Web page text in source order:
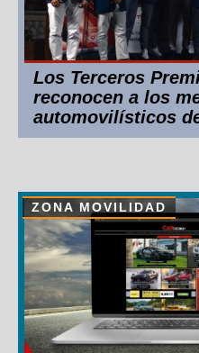
Los Terceros
reconocen a los
automovilísticos
ZONA MOVILIDAD